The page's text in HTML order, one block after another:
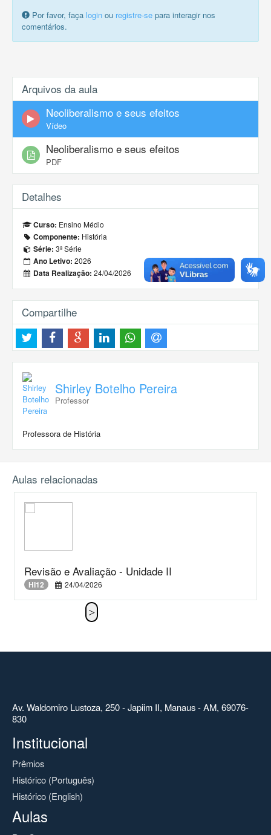
Por favor, faça login ou registre-se para interagir nos
comentários.
Arquivos da aula
Neoliberalismo e seus efeitos
Vídeo
Neoliberalismo e seus efeitos
PDF
Detalhes
Curso: Ensino Médio
Componente: História
Série: 3ª Série
Ano Letivo: 2026
Data Realização: 24/04/2026
Compartilhe
Shirley Botelho Pereira
Professor
Professora de História
Aulas relacionadas
Revisão e Avaliação - Unidade II
HI12 24/04/2026
Av. Waldomiro Lustoza, 250 - Japiim II, Manaus - AM, 69076-
830
Institucional
Prêmios
Histórico (Português)
Histórico (English)
Aulas